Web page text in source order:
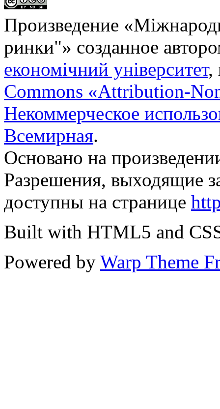
Произведение «
ринки"» созданное
економічний університет,
Commons «Attribution-
Некоммерческое
Всемирная.
Основано на
Разрешения, выходящие
доступны на странице
Built with HTML5 and
Powered by Warp Theme